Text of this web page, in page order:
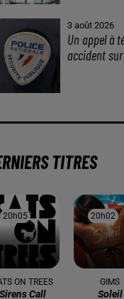
3 août 2026
Un appel à
accident sur
TITRES
20h05
20h05
ON TREES
Sirens Call
20h02
20h02
GIMS
Soleil